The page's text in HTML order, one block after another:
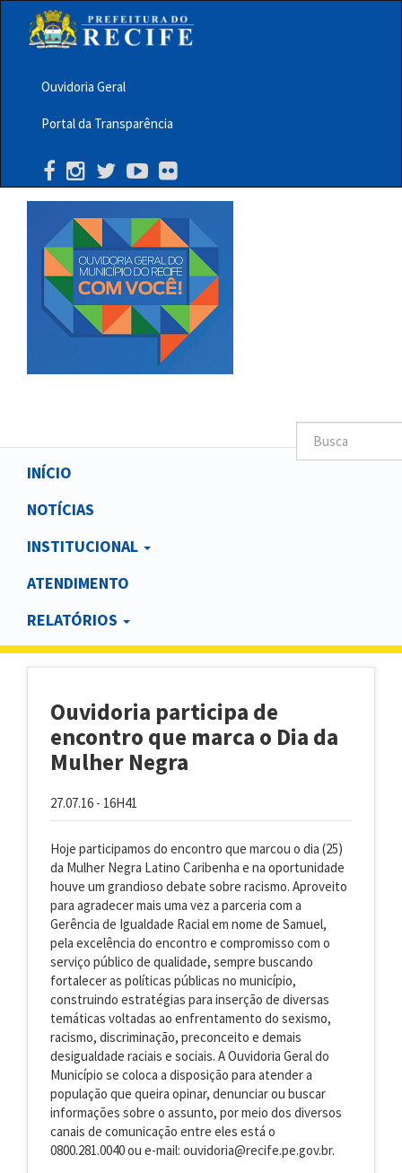
principalMenu
Barra
Topo
PCR
Ouvidoria Geral
Portal da Transparência
Main
navigation
INÍCIO
NOTÍCIAS
INSTITUCIONAL
ATENDIMENTO
RELATÓRIOS
Ouvidoria participa de
encontro que marca o Dia da
Mulher Negra
27.07.16 - 16H41
Hoje participamos do encontro que marcou o dia (25)
da Mulher Negra Latino Caribenha e na oportunidade
houve um grandioso debate sobre racismo. Aproveito
para agradecer mais uma vez a parceria com a
Gerência de Igualdade Racial em nome de Samuel,
pela excelência do encontro e compromisso com o
serviço público de qualidade, sempre buscando
fortalecer as políticas públicas no município,
construindo estratégias para inserção de diversas
temáticas voltadas ao enfrentamento do sexismo,
racismo, discriminação, preconceito e demais
desigualdade raciais e sociais. A Ouvidoria Geral do
Município se coloca a disposição para atender a
população que queira opinar, denunciar ou buscar
informações sobre o assunto, por meio dos diversos
canais de comunicação entre eles está o
0800.281.0040 ou e-mail: ouvidoria@recife.pe.gov.br.